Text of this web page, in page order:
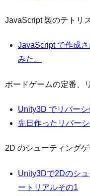
JavaScript 製のテトリ
JavaScript で作成
みた。
ボードゲームの定番、
Unity3D でリバーシ
先日作ったリバー
2D のシューティング
Unity3Dで2Dのシ
ートリアルその1